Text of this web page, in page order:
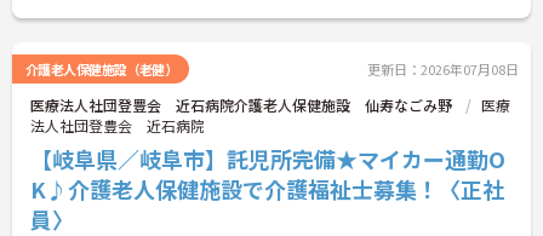
介護老人保健施設（老健） 更新日：2026年07月08日
医療法人社団登豊会 近石病院介護老人保健施設 仙寿なごみ野
医療
法人社団登豊会 近石病院
【岐阜県／岐阜市】託児所完備★マイカー通勤O
K♪介護老人保健施設で介護福祉士募集！〈正社
員〉